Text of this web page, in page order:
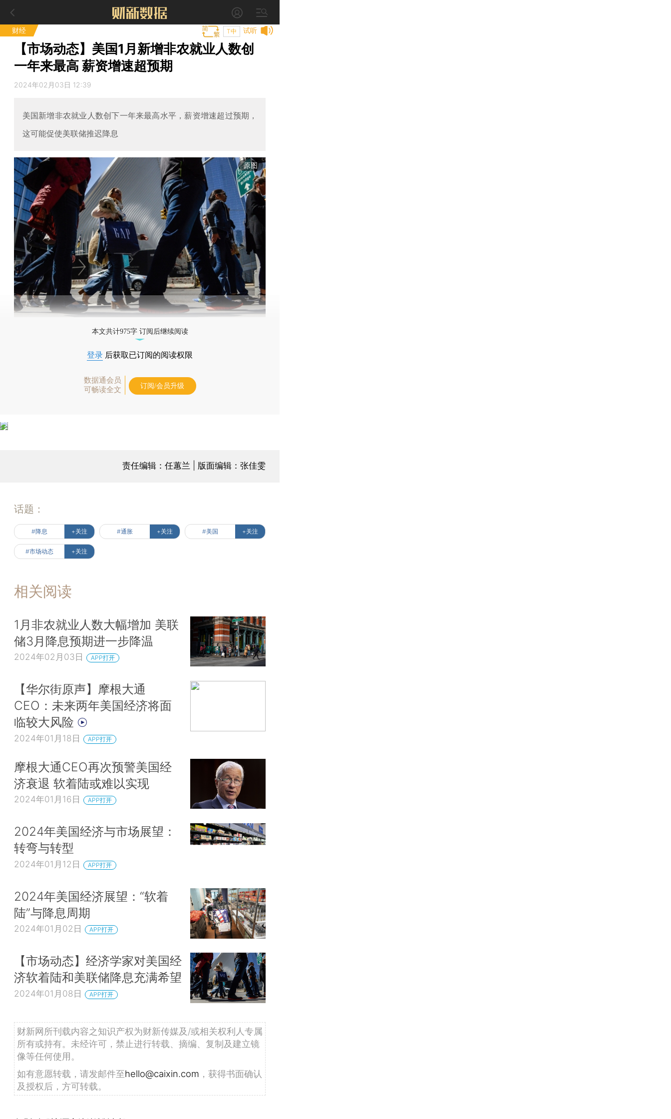
财经 试听
T中
【市场动态】美国1月新增非农就业人数创
一年来最高 薪资增速超预期
2024年02月03日 12:39
美国新增非农就业人数创下一年来最高水平，薪资增速超过预期，
这可能促使美联储推迟降息
原图
本文共计975字 订阅后继续阅读
登录 后获取已订阅的阅读权限
数据通会员
可畅读全文
订阅/会员升级
责任编辑：任蕙兰 | 版面编辑：张佳雯
话题：
#降息 +关注 #通胀 +关注 #美国 +关注
#市场动态 +关注
相关阅读
1月非农就业人数大幅增加 美联
储3月降息预期进一步降温
2024年02月03日 APP打开
【华尔街原声】摩根大通
CEO：未来两年美国经济将面
临较大风险
2024年01月18日 APP打开
摩根大通CEO再次预警美国经
济衰退 软着陆或难以实现
2024年01月16日 APP打开
2024年美国经济与市场展望：
转弯与转型
2024年01月12日 APP打开
2024年美国经济展望：“软着
陆”与降息周期
2024年01月02日 APP打开
【市场动态】经济学家对美国经
济软着陆和美联储降息充满希望
2024年01月08日 APP打开
财新网所刊载内容之知识产权为财新传媒及/或相关权利人专属
所有或持有。未经许可，禁止进行转载、摘编、复制及建立镜
像等任何使用。
如有意愿转载，请发邮件至hello@caixin.com ，获得书面确认
及授权后，方可转载。